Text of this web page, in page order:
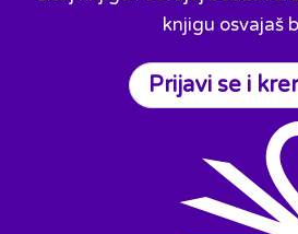
knjigu osvajaš
Prijavi se i